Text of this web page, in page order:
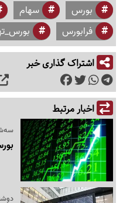
بورس سهام
فرابورس
اشتراک گذاری خبر
اخبار مرتبط
سه‌شنبه 1405/
دوشنبه 1405/